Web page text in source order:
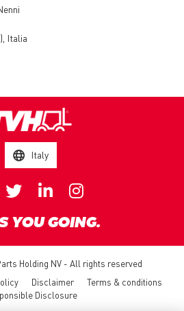
Italia
Italy
YOU GOING.
Holding NV - All rights reserved
Disclaimer
Terms & conditions
Disclosure